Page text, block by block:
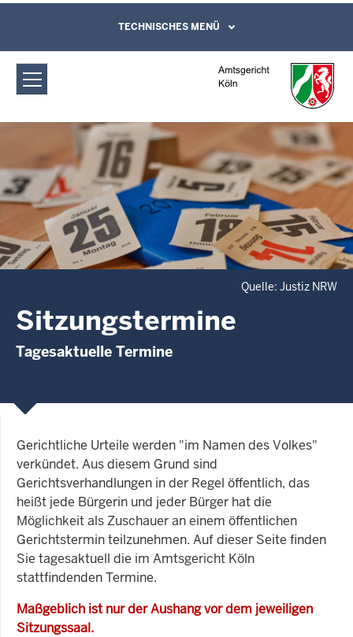
Amtsgericht Köln: Sitzungstermine
Direkt zum Inhalt
Leichte Sprache, Gebärdensprachenvideo
und Kontaktformular
TECHNISCHES MENÜ
Quelle: Justiz NRW
Sitzungstermine
Tagesaktuelle Termine
Gerichtliche Urteile werden "im Namen des Volkes"
verkündet. Aus diesem Grund sind
Gerichtsverhandlungen in der Regel öffentlich, das
heißt jede Bürgerin und jeder Bürger hat die
Möglichkeit als Zuschauer an einem öffentlichen
Gerichtstermin teilzunehmen. Auf dieser Seite finden
Sie tagesaktuell die im Amtsgericht Köln
stattfindenden Termine.
Maßgeblich ist nur der Aushang vor dem jeweiligen
Sitzungssaal.